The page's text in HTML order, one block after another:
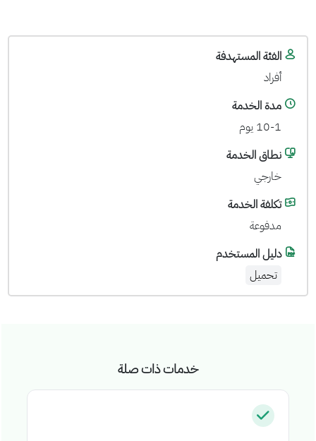
الفئة المستهدفة
أفراد
مدة الخدمة
10-1 يوم
نطاق الخدمة
خارجي
تكلفة الخدمة
مدفوعة
دليل المستخدم
تحميل
خدمات ذات صلة